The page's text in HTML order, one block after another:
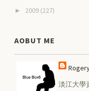
► 2009 (227)
AOBUT ME
淡江大學